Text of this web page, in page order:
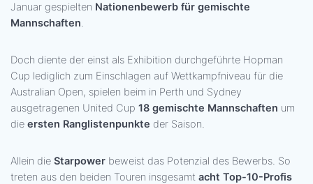
Januar gespielten Nationenbewerb für gemischte
Mannschaften.
Doch diente der einst als Exhibition durchgeführte Hopman
Cup lediglich zum Einschlagen auf Wettkampfniveau für die
Australian Open, spielen beim in Perth und Sydney
ausgetragenen United Cup 18 gemischte Mannschaften um
die ersten Ranglistenpunkte der Saison.
Allein die Starpower beweist das Potenzial des Bewerbs. So
treten aus den beiden Touren insgesamt acht Top-10-Profis